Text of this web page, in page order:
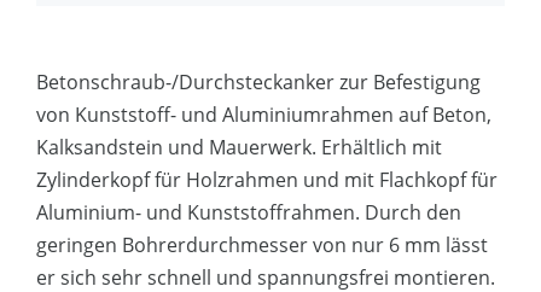
Prinzip der Betonschraube:
spannungsfreie Befestigung, geeignet
für geringe Randabstände
Fräsrippen unter dem Kopf (KS-H)
sorgen für einen glatten Abschluss nach
der Montage
Betonschraub-/Durchsteckanker zur Befestigung
von Kunststoff- und Aluminiumrahmen auf Beton,
Kalksandstein und Mauerwerk. Erhältlich mit
Zylinderkopf für Holzrahmen und mit Flachkopf für
Aluminium- und Kunststoffrahmen. Durch den
geringen Bohrerdurchmesser von nur 6 mm lässt
er sich sehr schnell und spannungsfrei montieren.